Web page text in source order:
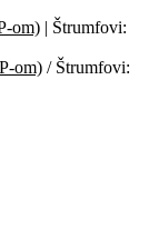
om) | Štrumfovi:
om) / Štrumfovi: